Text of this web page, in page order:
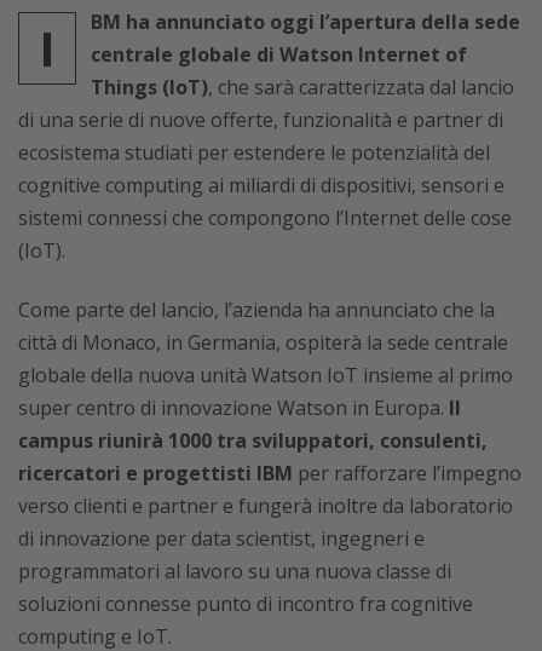
I
BM ha annunciato oggi l’apertura della sede
centrale globale di Watson Internet of
Things (IoT), che sarà caratterizzata dal lancio
di una serie di nuove offerte, funzionalità e partner di
ecosistema studiati per estendere le potenzialità del
cognitive computing ai miliardi di dispositivi, sensori e
sistemi connessi che compongono l’Internet delle cose
(IoT).
Come parte del lancio, l’azienda ha annunciato che la
città di Monaco, in Germania, ospiterà la sede centrale
globale della nuova unità Watson IoT insieme al primo
super centro di innovazione Watson in Europa. Il
campus riunirà 1000 tra sviluppatori, consulenti,
ricercatori e progettisti IBM per rafforzare l’impegno
verso clienti e partner e fungerà inoltre da laboratorio
di innovazione per data scientist, ingegneri e
programmatori al lavoro su una nuova classe di
soluzioni connesse punto di incontro fra cognitive
computing e IoT.